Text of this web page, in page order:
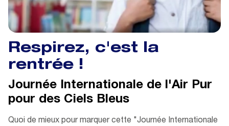
Respirez, c'est la
rentrée !
Journée Internationale de l'Air Pur
pour des Ciels Bleus
Quoi de mieux pour marquer cette "Journée Internationale